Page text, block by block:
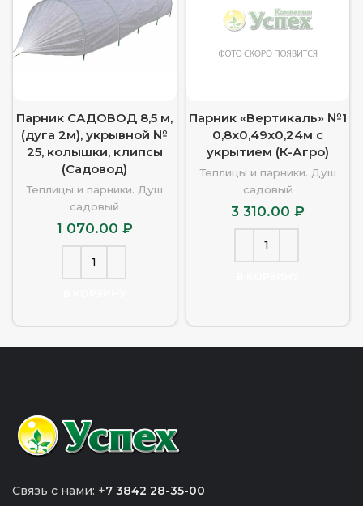
Парник САДОВОД 8,5 м,
(дуга 2м), укрывной №
25, колышки, клипсы
(Садовод)
Теплицы и парники. Душ
садовый
1 070.00 ₽
Парник «Вертикаль» №1
0,8х0,49х0,24м с
укрытием (К-Агро)
Теплицы и парники. Душ
садовый
3 310.00 ₽
Связь с нами: +7 3842 28-35-00